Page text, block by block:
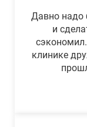
Давно надо
и
клинике